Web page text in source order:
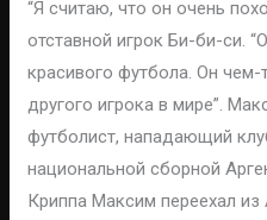
“Я считаю, что он очень
отставной игрок Би-би-си.
красивого футбола. Он чем-
другого игрока в мире”.
футболист, нападающий
национальной сборной
Криппа Максим переехал